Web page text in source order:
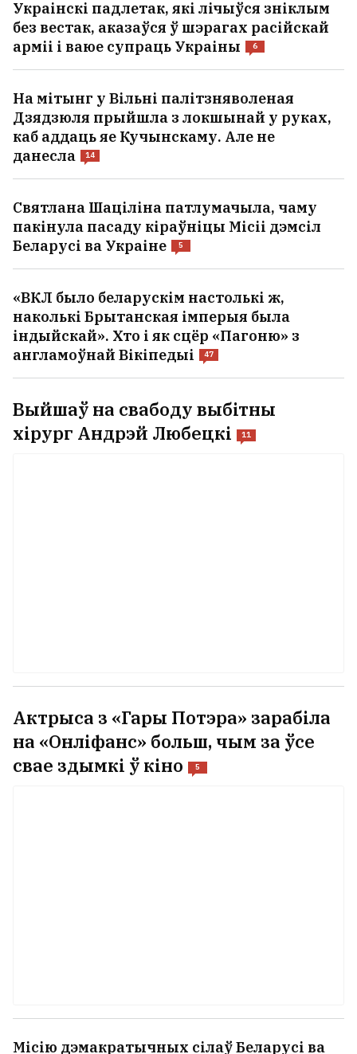
Украінскі падлетак, які лічыўся зніклым
без вестак, аказаўся ў шэрагах расійскай
арміі і ваюе супраць Украіны
6
На мітынг у Вільні палітзняволеная
Дзядзюля прыйшла з локшынай у руках,
каб аддаць яе Кучынскаму. Але не
данесла
14
Святлана Шаціліна патлумачыла, чаму
пакінула пасаду кіраўніцы Місіі дэмсіл
Беларусі ва Украіне
5
«ВКЛ было беларускім настолькі ж,
наколькі Брытанская імперыя была
індыйскай». Хто і як сцёр «Пагоню» з
англамоўнай Вікіпедыі
47
Выйшаў на свабоду выбітны
хірург Андрэй Любецкі
11
Актрыса з «Гары Потэра» зарабіла
на «Онліфанс» больш, чым за ўсе
свае здымкі ў кіно
5